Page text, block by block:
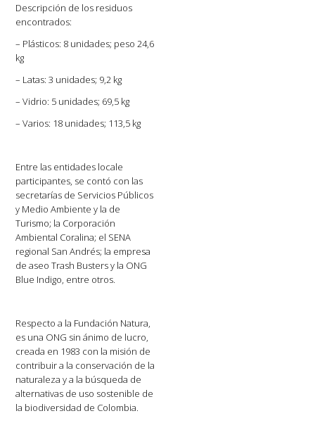
Descripción de los residuos
encontrados:
– Plásticos: 8 unidades; peso 24,6
kg
– Latas: 3 unidades; 9,2 kg
– Vidrio: 5 unidades; 69,5 kg
– Varios: 18 unidades; 113,5 kg
Entre las entidades locale
participantes, se contó con las
secretarías de Servicios Públicos
y Medio Ambiente y la de
Turismo; la Corporación
Ambiental Coralina; el SENA
regional San Andrés; la empresa
de aseo Trash Busters y la ONG
Blue Indigo, entre otros.
Respecto a la Fundación Natura,
es una ONG sin ánimo de lucro,
creada en 1983 con la misión de
contribuir a la conservación de la
naturaleza y a la búsqueda de
alternativas de uso sostenible de
la biodiversidad de Colombia.